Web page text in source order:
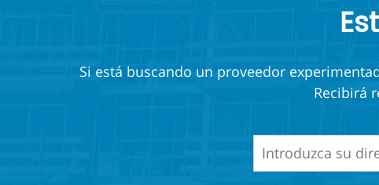
Si está buscando un proveedor
Recibirá